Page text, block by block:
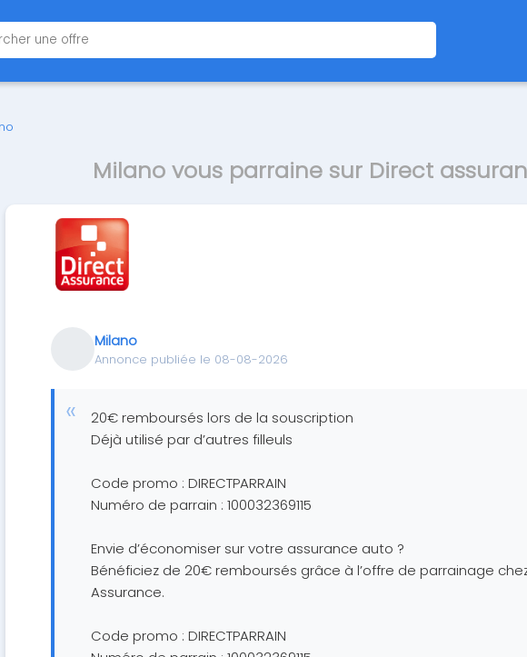
Milano vous parraine sur Direct
Milano
Annonce publiée le 08-08-2026
20€ remboursés lors de la souscription
Déjà utilisé par d’autres filleuls
Code promo : DIRECTPARRAIN
Numéro de parrain : 100032369115
Envie d’économiser sur votre assurance auto ?
Bénéficiez de 20€ remboursés grâce à l’offre de parrainage
Assurance.
Code promo : DIRECTPARRAIN